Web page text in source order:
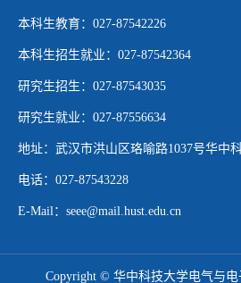
本科生教育：027-87542226
本科生招生就业：027-87542364
研究生招生：027-87543035
研究生就业：027-87556634
地址：武汉市洪山区珞喻路1037号华中
电话：027-87543228
E-Mail：seee@mail.hust.edu.cn
Copyright © 华中科技大学电气与